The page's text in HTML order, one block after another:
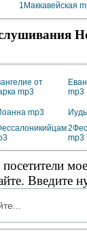
1Маккавейская
от
mp3
mp3
mp3
mp3
Введите